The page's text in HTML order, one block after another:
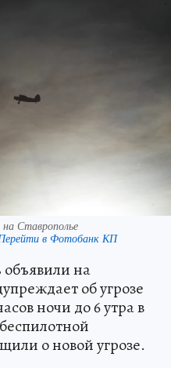
на Ставрополье
в Фотобанк КП
на
об угрозе
ночи до 6 утра в
о новой угрозе.